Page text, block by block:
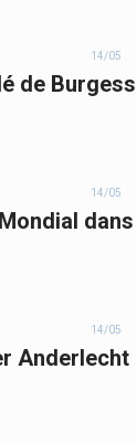
14/05
de Burgess
14/05
dans
14/05
Anderlecht